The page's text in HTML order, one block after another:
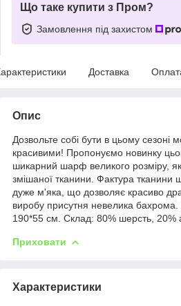
Що таке купити з Пром?
Замовлення під захистом
Доставка
Опис
Дозвольте собі бути в цьому сезоні
красивими! Пропонуємо новинку
шикарний шарф великого розміру,
змішаної тканини. Фактура тканини
дуже м'яка, що дозволяє красиво
виробу присутня невелика бахрома.
190*55 см. Склад: 80% шерсть, 20%
Приховати
Характеристики